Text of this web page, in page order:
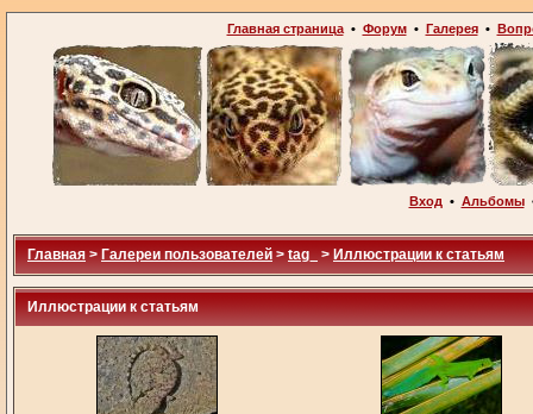
Главная страница• Форум• Галерея•
Вход • Альбомы
Главная > Галереи пользователей > tag_ > Иллюстрации к статьям
Иллюстрации к статьям